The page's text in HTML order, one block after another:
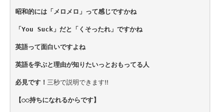
昭和的には「メロメロ」って感じですかね
「You Suck」だと「くそったれ」ですかね
英語って面白いですよね
英語を学ぶと理由が知りたいっとおもってる人
必見です！ 三秒で説明できます‼︎
【○○持ちになれるからです】